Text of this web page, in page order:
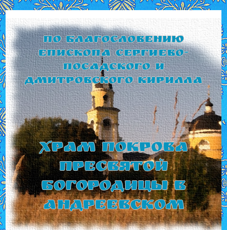
По благословению
Епископа Сергиево-
Посадского и
Дмитровского Кирилла
Храм Покрова
Пресвятой
Богородицы в
Андреевском